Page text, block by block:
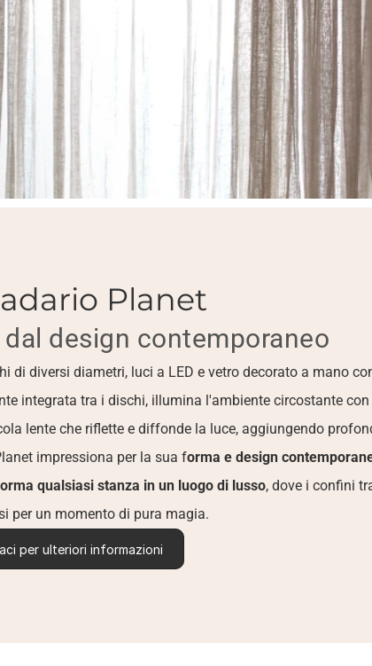
Planet
design contemporaneo
di diversi diametri, luci a LED e vetro decorato a mano
integrata tra i dischi, illumina l'ambiente circostante
lente che riflette e diffonde la luce, aggiungendo
impressiona per la sua forma e design
qualsiasi stanza in un luogo di lusso, dove i confini
per un momento di pura magia.
per ulteriori informazioni